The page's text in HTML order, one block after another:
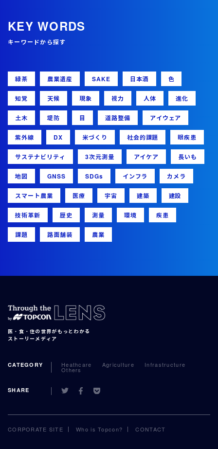
KEY WORDS
キーワードから探す
緑茶 農業遺産 SAKE 日本酒 色
知覚 天候 現象 視力 人体 進化
土木 堤防 目 道路整備 アイウェア
紫外線 DX 米づくり 社会的課題 眼疾患
サステナビリティ 3次元測量 アイケア 長いも
地図 GNSS SDGs インフラ カメラ
スマート農業 医療 宇宙 建築 建設
技術革新 歴史 測量 環境 疾患
課題 路面舗装 農業
医・食・住の世界がもっとわかる
ストーリーメディア
CATEGORY Heathcare Agriculture Infrastructure
Others
SHARE
CORPORATE SITE Who is Topcon? CONTACT